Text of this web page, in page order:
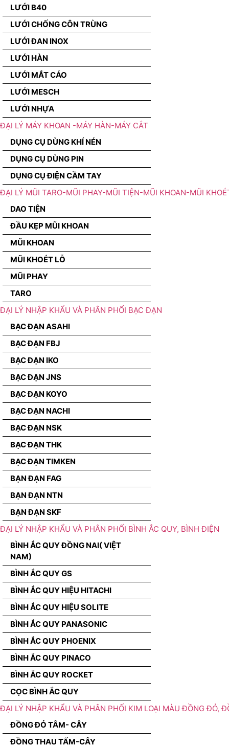
LƯỚI B40
LƯỚI CHỐNG CÔN TRÙNG
LƯỚI ĐAN INOX
LƯỚI HÀN
LƯỚI MẮT CÁO
LƯỚI MESCH
LƯỚI NHỰA
ĐẠI LÝ MÁY KHOAN -MÁY HÀN-MÁY CẮT
DỤNG CỤ DÙNG KHÍ NÉN
DỤNG CỤ DÙNG PIN
DỤNG CỤ ĐIỆN CẦM TAY
ĐẠI LÝ MŨI TARO-MŨI PHAY-MŨI TIỆN-MŨI KHOAN-MŨI
DAO TIỆN
ĐẦU KẸP MŨI KHOAN
MŨI KHOAN
MŨI KHOÉT LỖ
MŨI PHAY
TARO
ĐẠI LÝ NHẬP KHẨU VÀ PHÂN PHỐI BẠC ĐẠN
BẠC ĐẠN ASAHI
BẠC ĐẠN FBJ
BẠC ĐẠN IKO
BẠC ĐẠN JNS
BẠC ĐẠN KOYO
BẠC ĐẠN NACHI
BẠC ĐẠN NSK
BẠC ĐẠN THK
BẠC ĐẠN TIMKEN
BẠN ĐẠN FAG
BẠN ĐẠN NTN
BẠN ĐẠN SKF
ĐẠI LÝ NHẬP KHẨU VÀ PHÂN PHỐI BÌNH ẮC QUY, BÌNH ĐIỆN
BÌNH ẮC QUY ĐỒNG NAI( VIỆT
NAM)
BÌNH ẮC QUY GS
BÌNH ẮC QUY HIỆU HITACHI
BÌNH ẮC QUY HIỆU SOLITE
BÌNH ẮC QUY PANASONIC
BÌNH ẮC QUY PHOENIX
BÌNH ẮC QUY PINACO
BÌNH ẮC QUY ROCKET
CỌC BÌNH ẮC QUY
ĐẠI LÝ NHẬP KHẨU VÀ PHÂN PHỐI KIM LOẠI MÀU ĐỒNG ĐỎ,
ĐỒNG ĐỎ TÂM- CÂY
ĐỒNG THAU TẤM-CÂY